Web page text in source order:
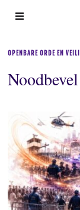
OPENBARE ORDE EN
Noodbevel